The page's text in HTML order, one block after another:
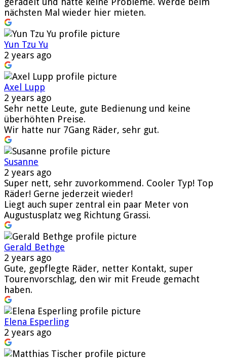
nächsten Mal wieder hier mieten.
Yun Tzu Yu
2 years ago
Axel Lupp
2 years ago
Sehr nette Leute, gute Bedienung und keine
überhöhten Preise.
Wir hatte nur 7Gang Räder, sehr gut.
Susanne
2 years ago
Super nett, sehr zuvorkommend. Cooler Typ! Top
Räder! Gerne jederzeit wieder!
Liegt auch super zentral ein paar Meter von
Augustusplatz weg Richtung Grassi.
Gerald Bethge
2 years ago
Gute, gepflegte Räder, netter Kontakt, super
Tourenvorschlag, den wir mit Freude gemacht
haben.
Elena Esperling
2 years ago